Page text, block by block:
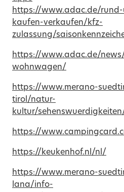
https://www.adac.de/
kaufen-verkaufen/kfz-
zulassung/
https://www.adac.de/
wohnwagen/
https://www.merano-
tirol/natur-
kultur/
https://
https://keukenhof.nl/nl/
https://www.merano-
lana/info-